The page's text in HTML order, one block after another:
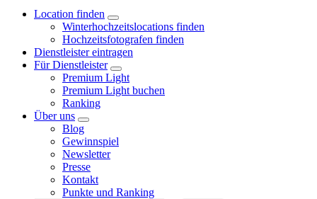
Location finden
Winterhochzeitslocations finden
Hochzeitsfotografen finden
Dienstleister eintragen
Für Dienstleister
Premium Light
Premium Light buchen
Ranking
Über uns
Blog
Gewinnspiel
Newsletter
Presse
Kontakt
Punkte und Ranking